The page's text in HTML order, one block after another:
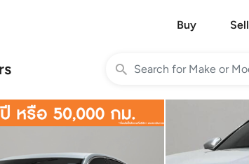
Buy Sell